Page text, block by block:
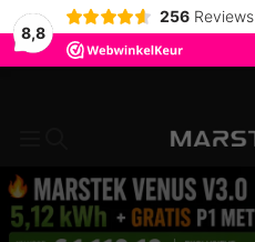
8,8
256 Reviews